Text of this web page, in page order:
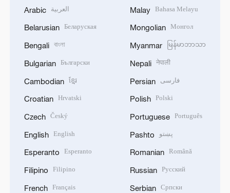
Arabic العربية
Belarusian Беларуская
Bengali বাংলা
Bulgarian Български
Cambodian ខ្មែរ
Croatian Hrvatski
Czech Český
English English
Esperanto Esperanto
Filipino Filipino
French Français
Malay Bahasa Melayu
Mongolian Монгол
Myanmar မြန်မာဘာသာ
Nepali नेपाली
Persian فارسی
Polish Polski
Portuguese Português
Pashto پښتو
Romanian Română
Russian Русский
Serbian Српски